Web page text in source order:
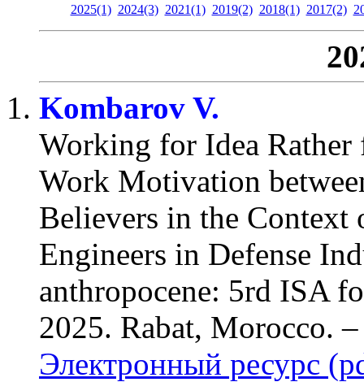
2025(1) 2024(3) 2021(1) 2019(2) 2018(1) 2017(2)
Kombarov V.
Working for Idea
Work Motivation
Believers in the Context
Engineers in Defense
anthropocene: 5rd ISA
2025. Rabat, Morocco.
Электронный ресурс